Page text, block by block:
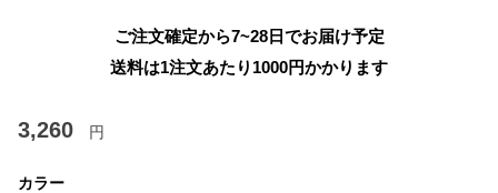
ご注文確定から7~28日でお届け予定
送料は1注文あたり 1000円かかります
3,260 円
カラー